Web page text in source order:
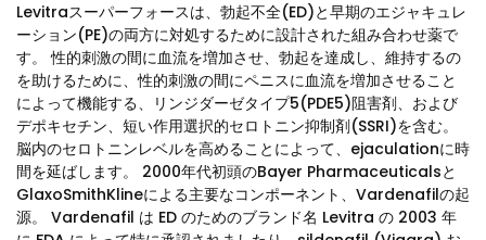
Levitraスーパーフォースは、勃起不全(ED)と早期のエジャキュレ
ーション(PE)の両方に対処するために設計された組み合わせ薬で
す。 性的刺激の間に血流を増加させ、勃起を達成し、維持するの
を助けるために、性的刺激の間にペニスに血流を増加させること
によって機能する、リンジダーゼタイプ5(PDE5)阻害剤、および
デポキセチン、短い作用選択的セロトニン抑制剤(SSRI)を含む。
脳内のセロトニンレベルを高めることによって、ejaculationに時
間を延ばします。 2000年代初頭のBayer Pharmaceuticalsと
GlaxoSmithKlineによる主要なコンポーネント、Vardenafilの起
源。 Vardenafil は ED のためのブランド名 Levitra の 2003 年